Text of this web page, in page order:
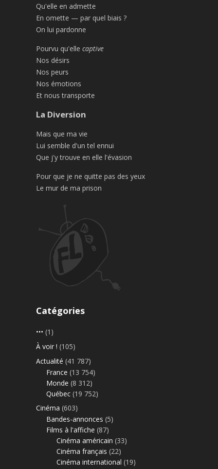
Qu'elle en admette
En omette — par quel biais ?
On lui pardonne
Pourvu qu'elle captive
Nos désirs
Nos peurs
Nos émotions
Et nous transporte
La Diversion
Mais que ma vie
Lui semble d'un tel ennui
Que j'y trouve en elle l'évasion
Pour que je ne quitte pas des yeux
Le mur de ma prison
Catégories
••• (1)
À voir ! (105)
Actualité (41 787)
France (13 754)
Monde (8 312)
Québec (19 752)
Cinéma (603)
Bandes-annonces (5)
Films à l'affiche (87)
Cinéma américain (33)
Cinéma français (22)
Cinéma international (19)